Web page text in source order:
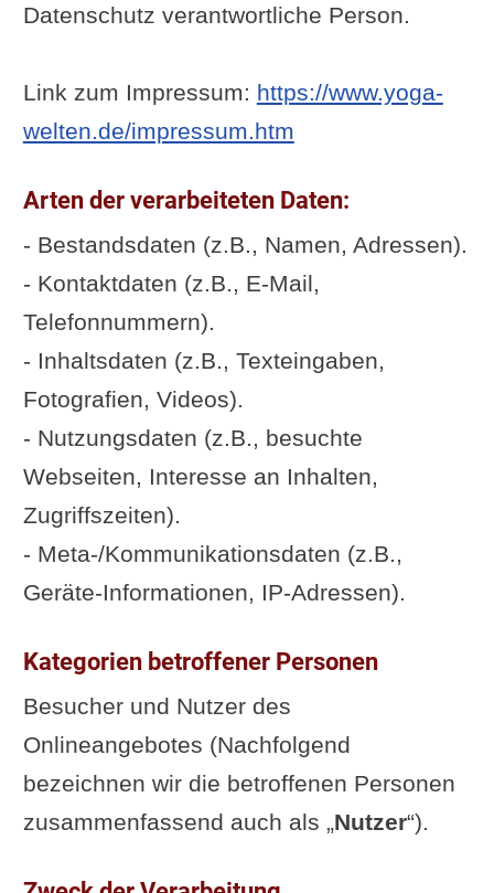
Datenschutz verantwortliche Person.
Link zum Impressum: https://www.yoga-
welten.de/impressum.htm
Arten der verarbeiteten Daten:
- Bestandsdaten (z.B., Namen, Adressen).
- Kontaktdaten (z.B., E-Mail,
Telefonnummern).
- Inhaltsdaten (z.B., Texteingaben,
Fotografien, Videos).
- Nutzungsdaten (z.B., besuchte
Webseiten, Interesse an Inhalten,
Zugriffszeiten).
- Meta-/Kommunikationsdaten (z.B.,
Geräte-Informationen, IP-Adressen).
Kategorien betroffener Personen
Besucher und Nutzer des
Onlineangebotes (Nachfolgend
bezeichnen wir die betroffenen Personen
zusammenfassend auch als „Nutzer“).